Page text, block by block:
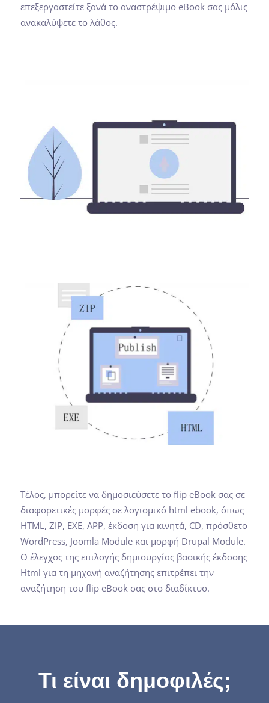
επεξεργαστείτε ξανά το αναστρέψιμο eBook σας μόλις
ανακαλύψετε το λάθος.
Τέλος, μπορείτε να δημοσιεύσετε το flip eBook σας σε
διαφορετικές μορφές σε λογισμικό html ebook, όπως
HTML, ZIP, EXE, APP, έκδοση για κινητά, CD, πρόσθετο
WordPress, Joomla Module και μορφή Drupal Module.
Ο έλεγχος της επιλογής δημιουργίας βασικής έκδοσης
Html για τη μηχανή αναζήτησης επιτρέπει την
αναζήτηση του flip eBook σας στο διαδίκτυο.
Τι είναι δημοφιλές;